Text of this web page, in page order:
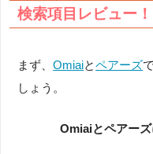
検索項目レビュー！
まず、Omiaiとペアーズ
しょう。
Omiaiとペアーズ